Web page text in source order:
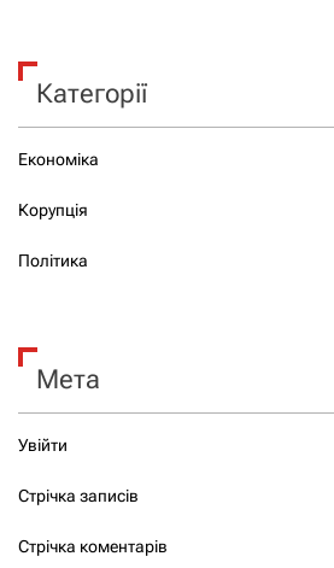
Категорії
Економіка
Корупція
Політика
Мета
Увійти
Стрічка записів
Стрічка коментарів